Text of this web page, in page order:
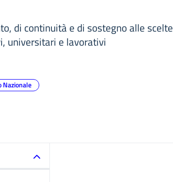
di continuità e di sostegno alle scelte
universitari e lavorativi
Nazionale